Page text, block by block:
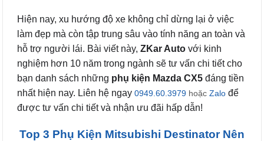
Hiện nay, xu hướng độ xe không chỉ dừng lại ở việc
làm đẹp mà còn tập trung sâu vào tính năng an toàn và
hỗ trợ người lái. Bài viết này, ZKar Auto với kinh
nghiệm hơn 10 năm trong ngành sẽ tư vấn chi tiết cho
bạn danh sách những phụ kiện Mazda CX5 đáng tiền
nhất hiện nay. Liên hệ ngay 0949.60.3979 hoặc Zalo để
được tư vấn chi tiết và nhận ưu đãi hấp dẫn!
Top 3 Phụ Kiện Mitsubishi Destinator Nên